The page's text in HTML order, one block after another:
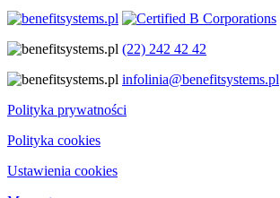
(22) 242 42 42
infolinia@benefitsystems.pl
Polityka prywatności
Polityka cookies
Ustawienia cookies